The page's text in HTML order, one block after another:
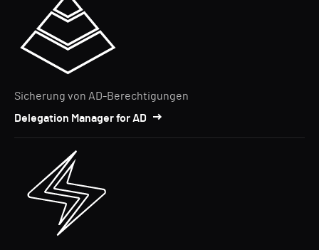
Sicherung von AD-Berechtigungen
Delegation Manager for AD